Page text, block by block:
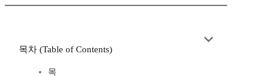
목차 (Table of Contents)
목